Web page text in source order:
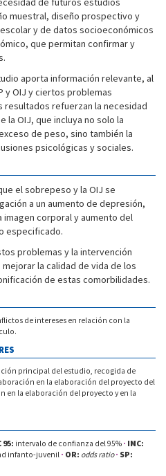
muestral, diseño prospectivo y
y de datos socioeconómicos
que permitan confirmar y
aporta información relevante, al
y OIJ y ciertos problemas
resultados refuerzan la necesidad
la OIJ, que incluya no solo la
de peso, sino también la
psicológicas y sociales.
el sobrepeso y la OIJ se
a un aumento de depresión,
corporal y aumento del
especificado.
problemas y la intervención
la calidad de vida de los
de estas comorbilidades.
de intereses en relación con la
principal del estudio, recogida de
en la elaboración del proyecto del
en la elaboración del proyecto y en la
95: intervalo de confianza del 95% · IMC:
infanto-juvenil · OR: odds ratio· SP: